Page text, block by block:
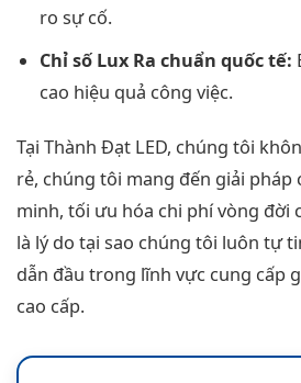
ro sự cố.
Chỉ số Lux Ra chuẩn quốc tế:
cao hiệu quả công việc.
Tại Thành Đạt LED, chúng tôi
rẻ, chúng tôi mang đến giải pháp
minh, tối ưu hóa chi phí vòng đời
là lý do tại sao chúng tôi luôn tự
dẫn đầu trong lĩnh vực cung cấp
cao cấp.